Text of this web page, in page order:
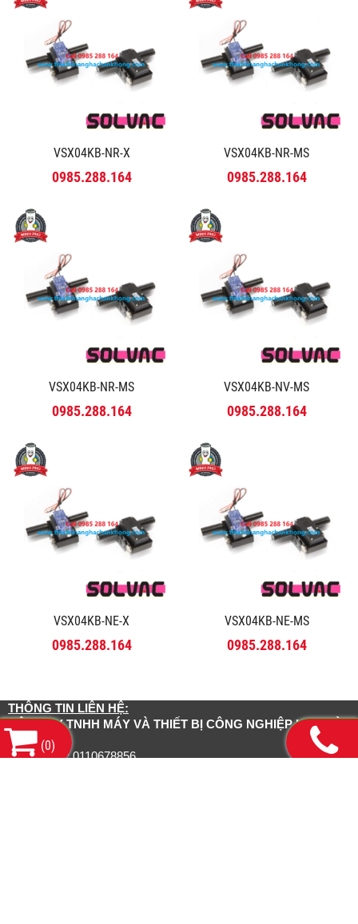
VSX04KB-NR-X
0985.288.164
VSX04KB-NR-MS
0985.288.164
VSX04KB-NR-MS
0985.288.164
VSX04KB-NV-MS
0985.288.164
VSX04KB-NE-X
0985.288.164
VSX04KB-NE-MS
0985.288.164
THÔNG TIN LIÊN HỆ:
CÔNG TY TNHH MÁY VÀ THIẾT BỊ CÔNG NGHIỆP HDH HÀ
NỘI
Mã số thuế: 0110678856
(0)